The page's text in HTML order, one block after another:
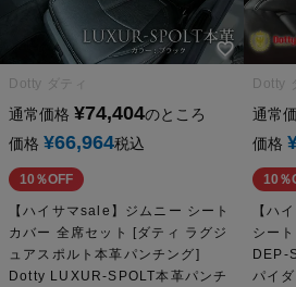
Dotty ダティ
通常価格 ¥74,404のところ
価格 ¥66,964税込
10％OFF
【ハイサマsale】ジムニー シート
カバー 全席セット [ダティ ラグジ
ュアスポルト本革パンチング]
Dotty LUXUR-SPOLT本革パンチ
Dotty
通常
価格
10％
【ハ
シー
DEP-
パイ